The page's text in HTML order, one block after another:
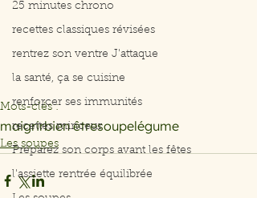
25 minutes chrono
recettes classiques révisées
rentrez son ventre J'attaque
la santé, ça se cuisine
renforcer ses immunités
recettes minceur
Préparez son corps avant les fêtes
l'assiette rentrée équilibrée
Mots-clés :
maigrirbien êtresoupelégume
Les soupes